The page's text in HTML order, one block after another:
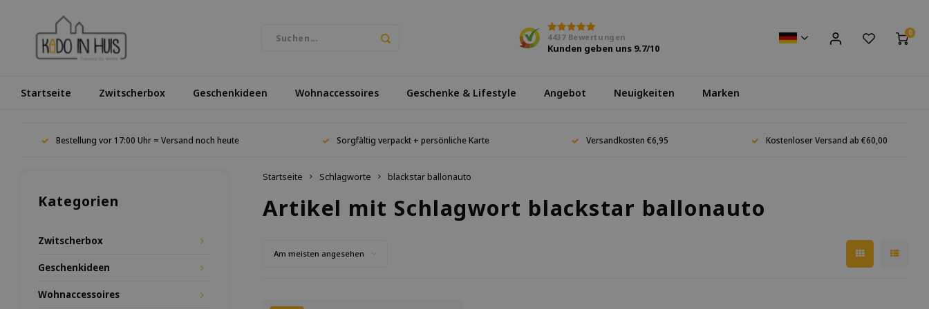
4437Bewertungen
Kunden geben uns 9.7/10
0
Startseite Zwitscherbox Geschenkideen Wohnaccessoires Geschenke & Lifestyle Angebot Neuigkeiten Marken
Bestellung vor 17:00 Uhr = Versand noch heute Sorgfältig verpackt + persönliche Karte Versandkosten €6,95 Kostenloser Versand ab €60,00
Kategorien
Zwitscherbox
Geschenkideen
Wohnaccessoires
Startseite Schlagworte blackstar ballonauto
Artikel mit Schlagwort blackstar ballonauto
Am meisten angesehen